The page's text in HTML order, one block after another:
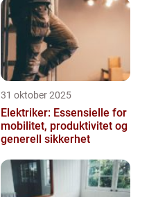
31 oktober 2025
Elektriker: Essensielle for
mobilitet, produktivitet og
generell sikkerhet